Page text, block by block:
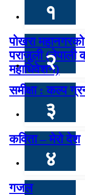
१
पोखरा
पराजुली
महाधिवेशन)
२
समीक्षा : कल्प
३
कविता – मेरो देश
४
गजल